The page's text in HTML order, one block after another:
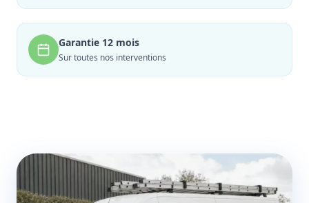
Garantie 12 mois
Sur toutes nos interventions